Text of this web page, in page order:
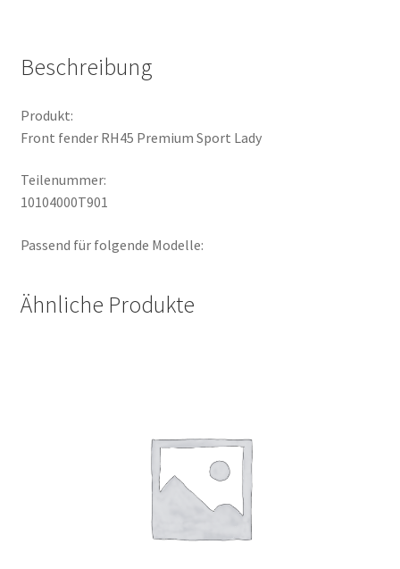
Beschreibung
Produkt:
Front fender RH45 Premium Sport Lady
Teilenummer:
10104000T901
Passend für folgende Modelle:
Ähnliche Produkte